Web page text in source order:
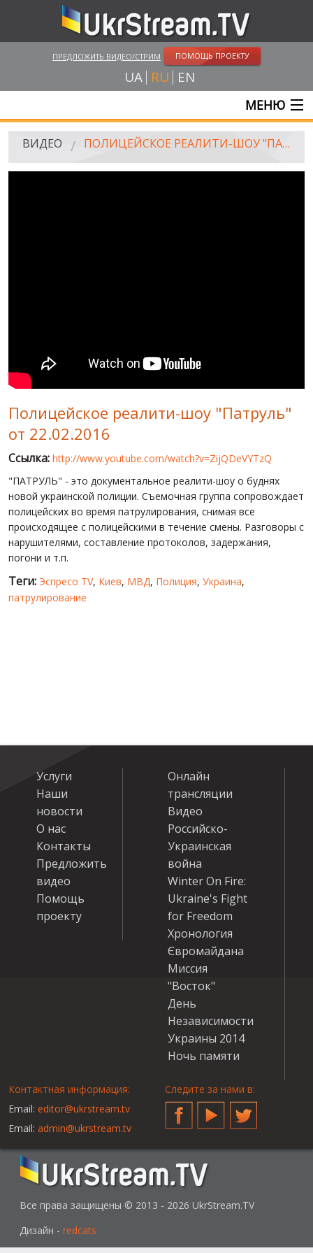
ПРЕДЛОЖИТЬ ВИДЕО/СТРИМ ПОМОЩЬ ПРОЕКТУ
UA RU EN
МЕНЮ
ГЛАВНАЯ
ПУБЛИЧНЫЕ ЛЮДИ
РОССИЙСКО-УКРАИНСКАЯ ВОЙНА
WINTER ON FIRE: UKRAINE'S FIGHT FOR FREEDOM
ХРОНОЛОГИЯ ЄВРОМАЙДАНА
ВИДЕО ПОЛИЦЕЙСКОЕ РЕАЛИТИ-ШОУ "ПАТРУЛЬ" ОТ 22.02.2016
Полицейское реалити-шоу "Патруль"
от 22.02.2016
Ссылка: http://www.youtube.com/watch?v=ZijQDeVYTzQ
"ПАТРУЛЬ" - это документальное реалити-шоу о буднях
новой украинской полиции. Съемочная группа сопровождает
полицейских во время патрулирования, снимая все
происходящее с полицейскими в течение смены. Разговоры с
нарушителями, составление протоколов, задержания,
погони и т.п.
Теги: Эспресо TV, Киев, МВД, Полиция, Украина,
патрулирование
Услуги
Наши
новости
О нас
Контакты
Предложить
видео
Помощь
проекту
Онлайн
трансляции
Видео
Российско-
Украинская
война
Winter On Fire:
Ukraine's Fight
for Freedom
Хронология
Євромайдана
Миссия
"Восток"
День
Независимости
Украины 2014
Ночь памяти
Контактная информация:
Email: editor@ukrstream.tv
Email: admin@ukrstream.tv
Следите за нами в:
FacebookYouTubeTwitter
Все права защищены © 2013 - 2026 UkrStream.TV
Дизайн - redcats